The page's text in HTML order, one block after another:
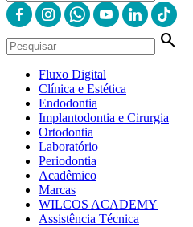
search
Fluxo Digital
Clínica e Estética
Endodontia
Implantodontia e Cirurgia
Ortodontia
Laboratório
Periodontia
Acadêmico
Marcas
WILCOS ACADEMY
Assistência Técnica